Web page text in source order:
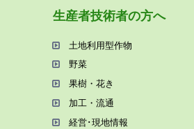
⽣産者技術者の⽅へ
⼟地利⽤型作物
野菜
果樹・花き
加⼯・流通
経営･現地情報